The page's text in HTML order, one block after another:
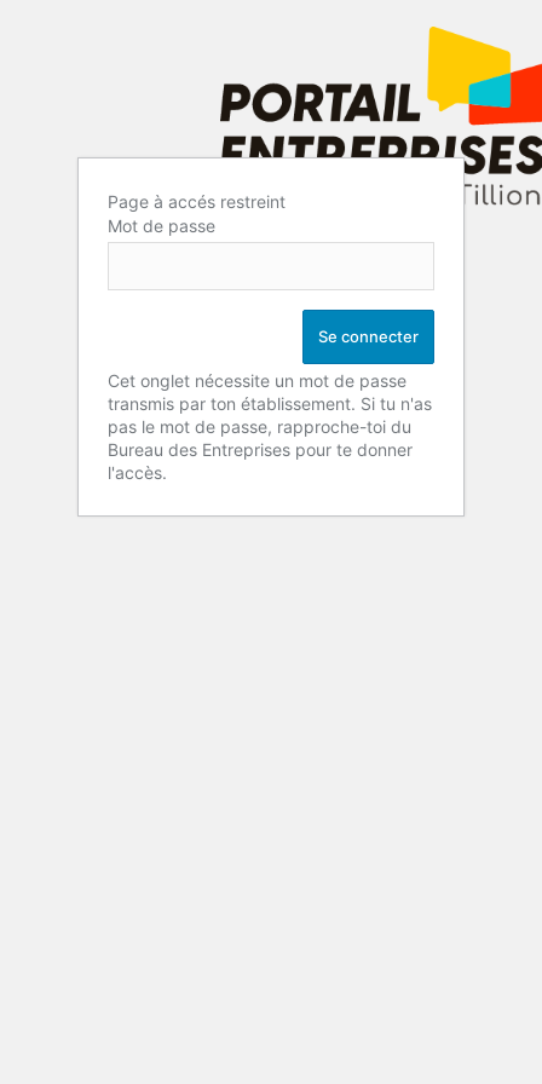
Page à accés restreint
Mot de passe
Cet onglet nécessite un mot de passe
transmis par ton établissement. Si tu n'as
pas le mot de passe, rapproche-toi du
Bureau des Entreprises pour te donner
l'accès.